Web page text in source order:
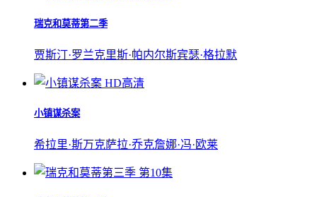
瑞克和莫蒂第二季
贾斯汀·罗兰克里斯·帕内尔斯宾瑟·格拉默
HD高清
小镇谋杀案
希拉里·斯万克萨拉·乔克詹娜·冯·欧莱
第10集